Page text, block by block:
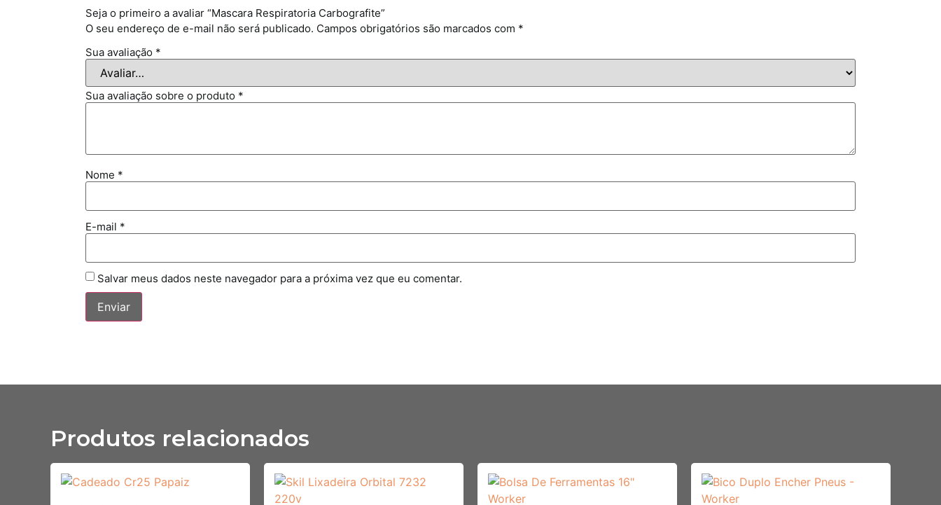
Seja o primeiro a avaliar “Mascara Respiratoria Carbografite”
O seu endereço de e-mail não será publicado. Campos obrigatórios são marcados com *
Sua avaliação *
Sua avaliação sobre o produto *
Nome *
E-mail *
Salvar meus dados neste navegador para a próxima vez que eu comentar.
Produtos relacionados